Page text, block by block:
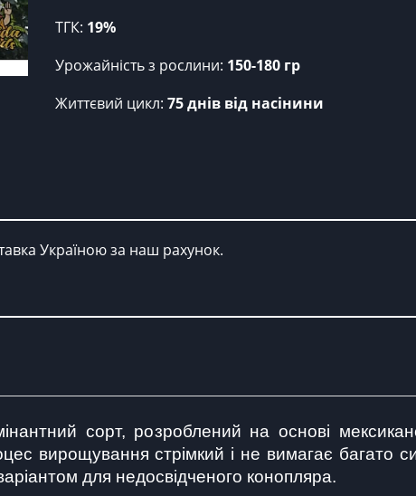
ТГК: 19%
Урожайність з рослини: 150-180 гр
Життєвий цикл: 75 днів від насінини
Україною за наш рахунок.
сорт, розроблений на основі
вирощування стрімкий і не вимагає багато
для недосвідченого конопляра.